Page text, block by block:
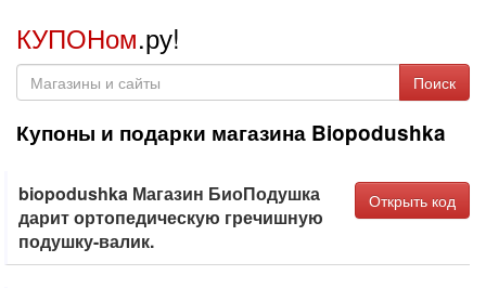
КУПОНом.ру!
Поиск
Купоны и подарки магазина Biopodushka
biopodushka Магазин БиоПодушка
дарит ортопедическую гречишную
подушку-валик.
Открыть код